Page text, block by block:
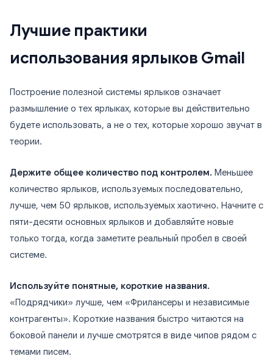
Лучшие практики
использования ярлыков Gmail
Построение полезной системы ярлыков означает
размышление о тех ярлыках, которые вы действительно
будете использовать, а не о тех, которые хорошо звучат в
теории.
Держите общее количество под контролем. Меньшее
количество ярлыков, используемых последовательно,
лучше, чем 50 ярлыков, используемых хаотично. Начните с
пяти-десяти основных ярлыков и добавляйте новые
только тогда, когда заметите реальный пробел в своей
системе.
Используйте понятные, короткие названия.
«Подрядчики» лучше, чем «Фрилансеры и независимые
контрагенты». Короткие названия быстро читаются на
боковой панели и лучше смотрятся в виде чипов рядом с
темами писем.